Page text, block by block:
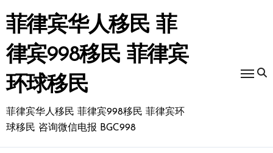
转
到
内
容
菲律宾华人移民 菲
律宾998移民 菲律宾
环球移民
菲律宾华人移民 菲律宾998移民 菲律宾环
球移民 咨询微信电报 BGC998